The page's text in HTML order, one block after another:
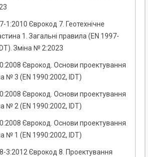
Єврокод 7. Геотехнічне
1. Загальні правила (EN 1997-
Зміна № 2:2023
Єврокод. Основи проектування
№ 3 (EN 1990:2002, IDT)
Єврокод. Основи проектування
№ 2 (EN 1990:2002, IDT)
Єврокод. Основи проектування
№ 1 (EN 1990:2002, IDТ)
3:2012 Єврокод 8. Проектування